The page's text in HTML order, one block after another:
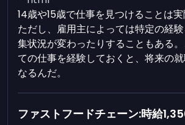
14歳や15歳で仕事を見つけることは実
ただし、雇用主によっては特定の経
集状況が変わったりすることもある
ての仕事を経験しておくと、将来の
なるんだ。
ファストフードチェーン:時給